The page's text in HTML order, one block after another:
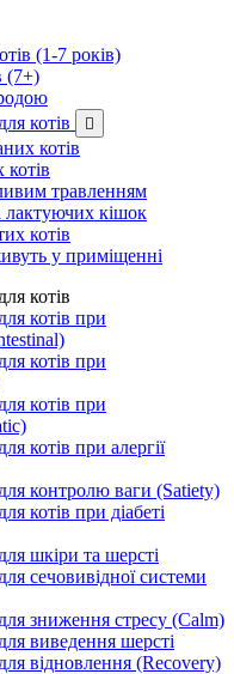
(1-7 років)
(7+)
котів

котів
травленням
лактуючих кішок
котів
у приміщенні
котів
котів при
котів при
котів при
котів при алергії
контролю ваги (Satiety)
котів при діабеті
шкіри та шерсті
сечовивідної системи
зниження стресу (Calm)
виведення шерсті
відновлення (Recovery)